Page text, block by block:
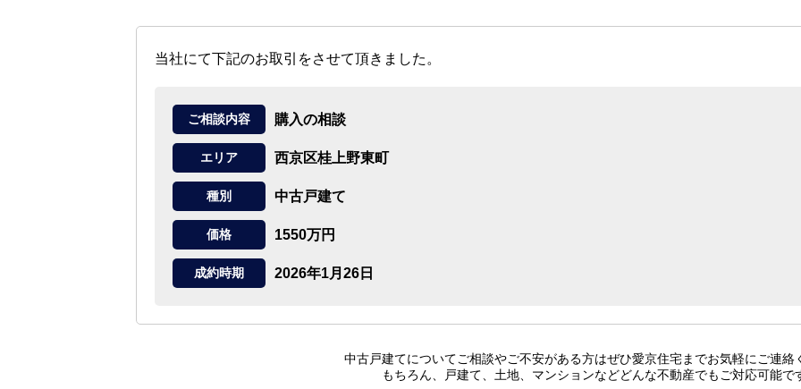
当社にて下記のお取引をさせて頂きました。
ご相談内容 購入の相談
エリア 西京区桂上野東町
種別 中古戸建て
価格 1550万円
成約時期 2026年1月26日
中古戸建てについてご相談やご不安がある方はぜひ愛京住宅までお気軽にご連絡
もちろん、戸建て、土地、マンションなどどんな不動産でもご対応可能で